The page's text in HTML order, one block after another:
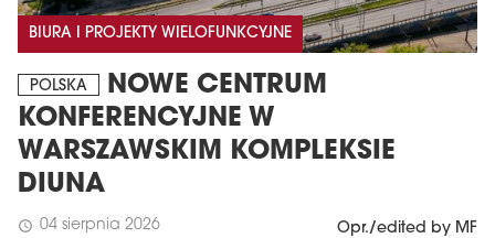
BIURA I PROJEKTY WIELOFUNKCYJNE
POLSKA
NOWE CENTRUM
KONFERENCYJNE W
WARSZAWSKIM KOMPLEKSIE
DIUNA
schedule 04 sierpnia 2026 Opr./edited by MF